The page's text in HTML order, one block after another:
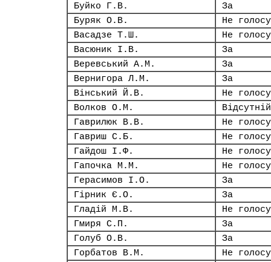
Буйко Г.В.
За
Буряк О.В.
Не
Васадзе Т.Ш.
Не
Васюник І.В.
За
Веревський А.М.
За
Вернигора Л.М.
За
Вінський Й.В.
Не
Волков О.М.
Відсутній
Гаврилюк В.В.
Не
Гавриш С.Б.
Не
Гайдош І.Ф.
Не
Гапочка М.М.
Не
Герасимов І.О.
За
Гірник Є.О.
За
Гладій М.В.
Не
Гмиря С.П.
За
Голуб О.В.
За
Горбатов В.М.
Не